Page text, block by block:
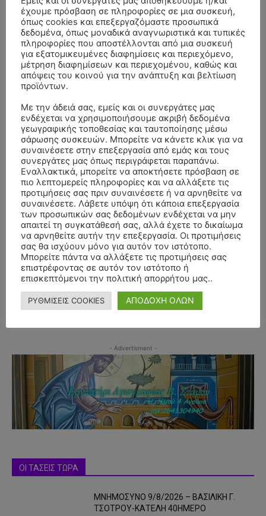
- Advertisment -
- Advertisment -
ΟΙ ΤΑΣΕΙΣ ΤΩΡΑ
ΜΝΗΜΟΣΥΝΟ 9/8/2026 – ΒΑΣΙΛΙΚΗ Γ.
ΤΣΟΤΡΟΥ-ΚΑΤΕΛΗ 40ΗΜΕΡΟ
έχουμε πρόσβαση σε πληροφορίες σε μια συσκευή,
όπως cookies και επεξεργαζόμαστε προσωπικά
δεδομένα, όπως μοναδικά αναγνωριστικά και τυπικές
πληροφορίες που αποστέλλονται από μια συσκευή
για εξατομικευμένες διαφημίσεις και περιεχόμενο,
μέτρηση διαφημίσεων και περιεχομένου, καθώς και
απόψεις του κοινού για την ανάπτυξη και βελτίωση
προϊόντων.
Με την άδειά σας, εμείς και οι συνεργάτες μας
ενδέχεται να χρησιμοποιήσουμε ακριβή δεδομένα
γεωγραφικής τοποθεσίας και ταυτοποίησης μέσω
σάρωσης συσκευών. Μπορείτε να κάνετε κλικ για να
συναινέσετε στην επεξεργασία από εμάς και τους
συνεργάτες μας όπως περιγράφεται παραπάνω.
Εναλλακτικά, μπορείτε να αποκτήσετε πρόσβαση σε
πιο λεπτομερείς πληροφορίες και να αλλάξετε τις
προτιμήσεις σας πριν συναινέσετε ή να αρνηθείτε να
συναινέσετε. Λάβετε υπόψη ότι κάποια επεξεργασία
των προσωπικών σας δεδομένων ενδέχεται να μην
απαιτεί τη συγκατάθεσή σας, αλλά έχετε το δικαίωμα
να αρνηθείτε αυτήν την επεξεργασία. Οι προτιμήσεις
σας θα ισχύουν μόνο για αυτόν τον ιστότοπο.
Μπορείτε πάντα να αλλάξετε τις προτιμήσεις σας
επιστρέφοντας σε αυτόν τον ιστότοπο ή
επισκεπτόμενοι την πολιτική απορρήτου μας..
ΡΥΘΜΙΣΕΙΣ COOKIES ΑΠΟΔΟΧΗ ΟΛΩΝ